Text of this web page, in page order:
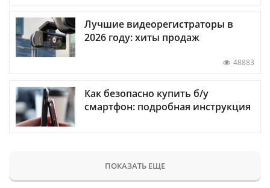
Лучшие видеорегистраторы в
2026 году: хиты продаж
48883
Как безопасно купить б/у
смартфон: подробная инструкция
ПОКАЗАТЬ ЕЩЕ